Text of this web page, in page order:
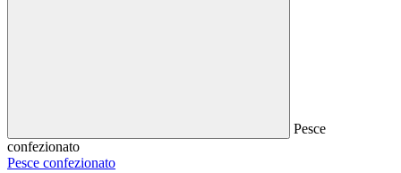
Pesce
confezionato
Pesce confezionato